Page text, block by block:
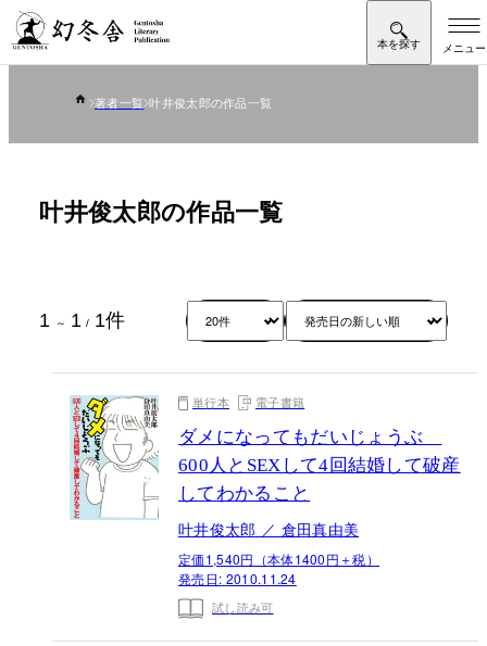
著者一覧 叶井俊太郎の作品一覧
叶井俊太郎の作品一覧
1 ～ 1 / 1件
単行本 電子書籍
ダメになってもだいじょうぶ
600人とSEXして4回結婚して破産
してわかること
叶井俊太郎 ／ 倉田真由美
定価1,540円（本体1400円＋税）
発売日: 2010.11.24
試し読み可